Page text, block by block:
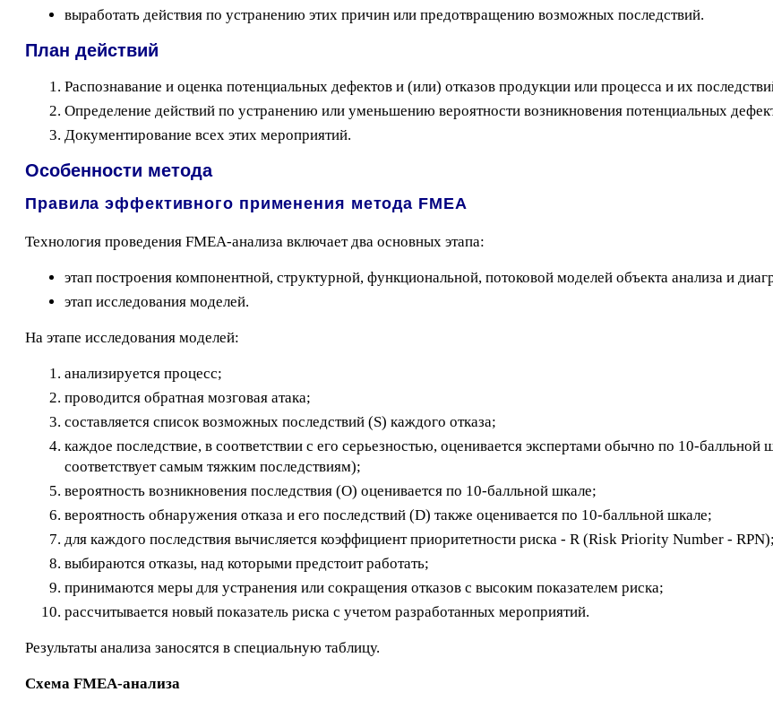
выработать действия по устранению этих причин или предотвращению возможных последствий.
План действий
Распознавание и оценка потенциальных дефектов и (или) отказов продукции или процесса и их
Определение действий по устранению или уменьшению вероятности возникновения потенциальных
Документирование всех этих мероприятий.
Особенности метода
Правила эффективного применения метода FMEA
Технология проведения FMEA-анализа включает два основных этапа:
этап построения компонентной, структурной, функциональной, потоковой моделей объекта анализа и
этап исследования моделей.
На этапе исследования моделей:
анализируется процесс;
проводится обратная мозговая атака;
составляется список возможных последствий (S) каждого отказа;
каждое последствие, в соответствии с его серьезностью, оценивается экспертами обычно по 10-балльной
соответствует самым тяжким последствиям);
вероятность возникновения последствия (O) оценивается по 10-балльной шкале;
вероятность обнаружения отказа и его последствий (D) также оценивается по 10-балльной шкале;
для каждого последствия вычисляется коэффициент приоритетности риска - R (Risk Priority Number - RPN);
выбираются отказы, над которыми предстоит работать;
принимаются меры для устранения или сокращения отказов с высоким показателем риска;
рассчитывается новый показатель риска с учетом разработанных мероприятий.
Результаты анализа заносятся в специальную таблицу.
Схема FMEA-анализа